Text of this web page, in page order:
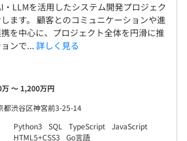
・LLMを活用したシステム開発プロジェク
ます。 顧客とのコミュニケーションや進
を中心に、プロジェクト全体を円滑に推
ンで...詳しく見る
〜 1,200万円
都渋谷区神宮前3-25-14
Python3 SQL TypeScript
JavaScript
HTML5+CSS3
Go言語